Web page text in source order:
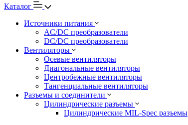
Каталог
Источники питания
AC/DC преобразователи
DC/DC преобразователи
Вентиляторы
Осевые вентиляторы
Диагональные вентиляторы
Центробежные вентиляторы
Тангенциальные вентиляторы
Разъемы и соединители
Цилиндрические разъемы
Цилиндрические MIL-Spec разъемы